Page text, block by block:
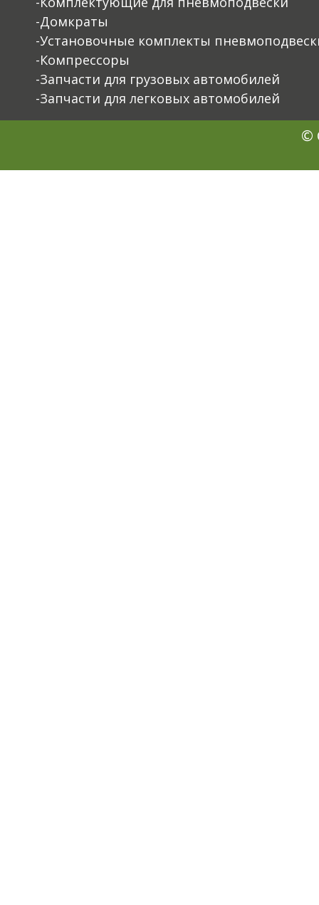
-Домкраты
-Установочные комплекты
-Компрессоры
-Запчасти для грузовых автомобилей
-Запчасти для легковых автомобилей
©